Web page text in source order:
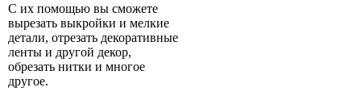
С их помощью вы сможете
вырезать выкройки и мелкие
детали, отрезать декоративные
ленты и другой декор,
обрезать нитки и многое
другое.